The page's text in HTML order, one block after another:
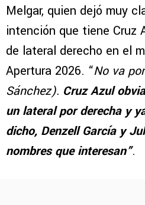
Melgar, quien dejó muy
intención que tiene Cruz
de lateral derecho en el
Apertura 2026. “No va
Sánchez). Cruz Azul
un lateral por derecha y
dicho, Denzell García y
nombres que interesan”.